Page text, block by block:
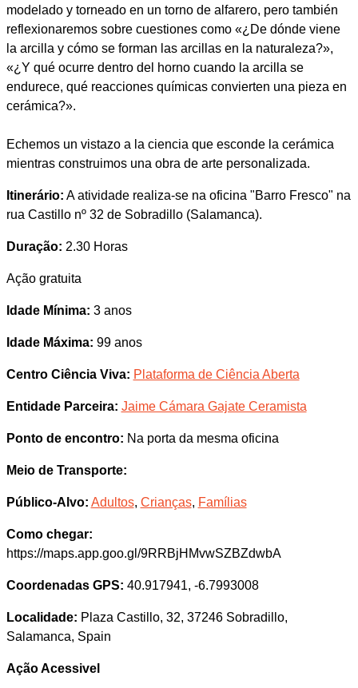
modelado y torneado en un torno de alfarero, pero también
reflexionaremos sobre cuestiones como «¿De dónde viene
la arcilla y cómo se forman las arcillas en la naturaleza?»,
«¿Y qué ocurre dentro del horno cuando la arcilla se
endurece, qué reacciones químicas convierten una pieza en
cerámica?».
Echemos un vistazo a la ciencia que esconde la cerámica
mientras construimos una obra de arte personalizada.
Itinerário: A atividade realiza-se na oficina "Barro Fresco" na
rua Castillo nº 32 de Sobradillo (Salamanca).
Duração: 2.30 Horas
Ação gratuita
Idade Mínima: 3 anos
Idade Máxima: 99 anos
Centro Ciência Viva: Plataforma de Ciência Aberta
Entidade Parceira: Jaime Cámara Gajate Ceramista
Ponto de encontro: Na porta da mesma oficina
Meio de Transporte:
Público-Alvo: Adultos, Crianças, Famílias
Como chegar:
https://maps.app.goo.gl/9RRBjHMvwSZBZdwbA
Coordenadas GPS: 40.917941, -6.7993008
Localidade: Plaza Castillo, 32, 37246 Sobradillo,
Salamanca, Spain
Ação Acessivel